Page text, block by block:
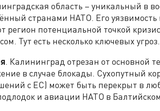
область – уникальный в
странами НАТО. Его
регион потенциальной точкой
Тут есть несколько ключевых угроз.
. Калининград отрезан от основной
в случае блокады. Сухопутный
с ЕС) может быть перекрыт в
и авиации НАТО в